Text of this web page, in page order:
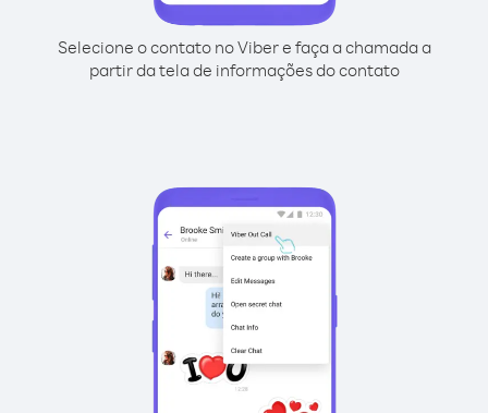
Selecione o contato no Viber e faça a chamada a
partir da tela de informações do contato